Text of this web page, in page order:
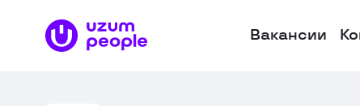
Вакансии
Логотип
Uzum